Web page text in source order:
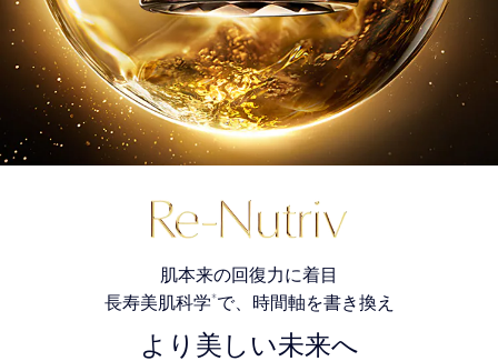
肌本来の回復力に着目
長寿美肌科学*で、時間軸を書き換え
より美しい未来へ